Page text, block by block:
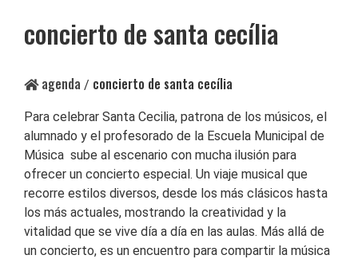
concierto de santa cecília
agenda / concierto de santa cecília
Para celebrar Santa Cecilia, patrona de los músicos, el
alumnado y el profesorado de la Escuela Municipal de
Música sube al escenario con mucha ilusión para
ofrecer un concierto especial. Un viaje musical que
recorre estilos diversos, desde los más clásicos hasta
los más actuales, mostrando la creatividad y la
vitalidad que se vive día a día en las aulas. Más allá de
un concierto, es un encuentro para compartir la música